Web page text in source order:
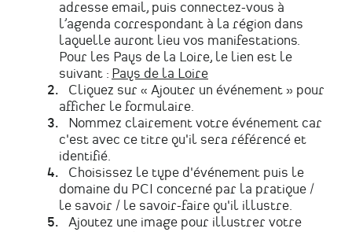
adresse email, puis connectez-vous à
l’agenda correspondant à la région dans
laquelle auront lieu vos manifestations.
Pour les Pays de la Loire, le lien est le
suivant : Pays de la Loire
Cliquez sur « Ajouter un événement » pour
afficher le formulaire.
Nommez clairement votre événement car
c'est avec ce titre qu'il sera référencé et
identifié.
Choisissez le type d'événement puis le
domaine du PCI concerné par la pratique /
le savoir / le savoir-faire qu'il illustre.
Ajoutez une image pour illustrer votre